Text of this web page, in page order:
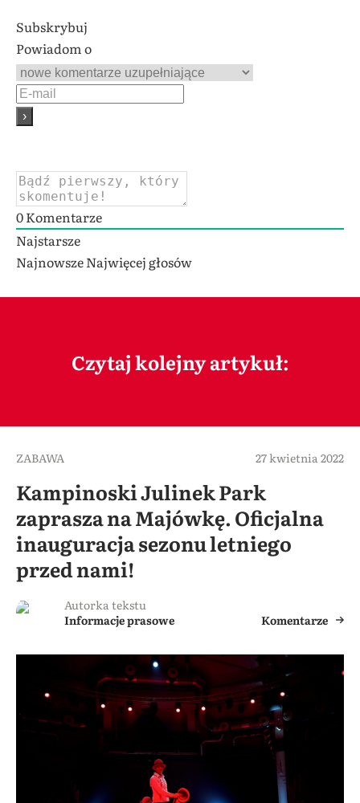
Subskrybuj
Powiadom o
0Komentarze
Najstarsze
NajnowszeNajwięcej głosów
Czytaj kolejny artykuł:
ZABAWA 27 kwietnia 2022
Kampinoski Julinek Park
zaprasza na Majówkę. Oficjalna
inauguracja sezonu letniego
przed nami!
Autorka tekstu
Informacje prasowe
Komentarze